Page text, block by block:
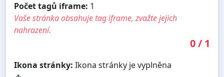
Počet tagů iframe: 1
Vaše stránka obsahuje tag iframe, zvažte jejich
nahrazení.
0/ 1
Ikona stránky: Ikona stránky je vyplněna